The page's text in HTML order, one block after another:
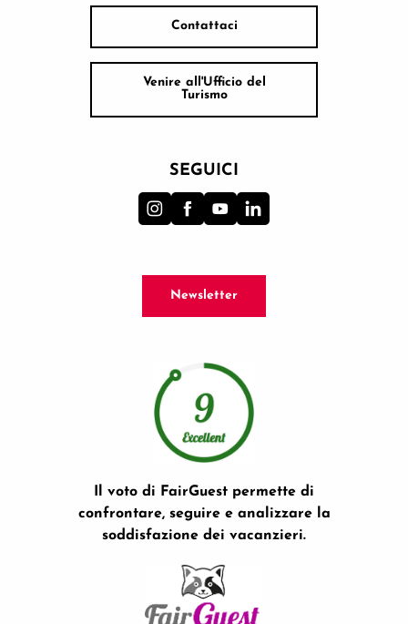
Contattaci
Venire all'Ufficio del
Turismo
SEGUICI
Newsletter
Il voto di FairGuest permette di
confrontare, seguire e analizzare la
soddisfazione dei vacanzieri.